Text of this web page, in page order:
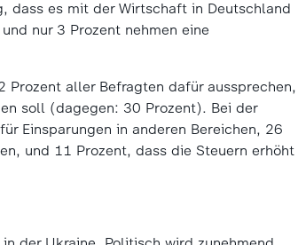
dass es mit der Wirtschaft in Deutschland
nur 3 Prozent nehmen eine
aller Befragten dafür aussprechen,
soll (dagegen: 30 Prozent). Bei der
Einsparungen in anderen Bereichen, 26
und 11 Prozent, dass die Steuern erhöht